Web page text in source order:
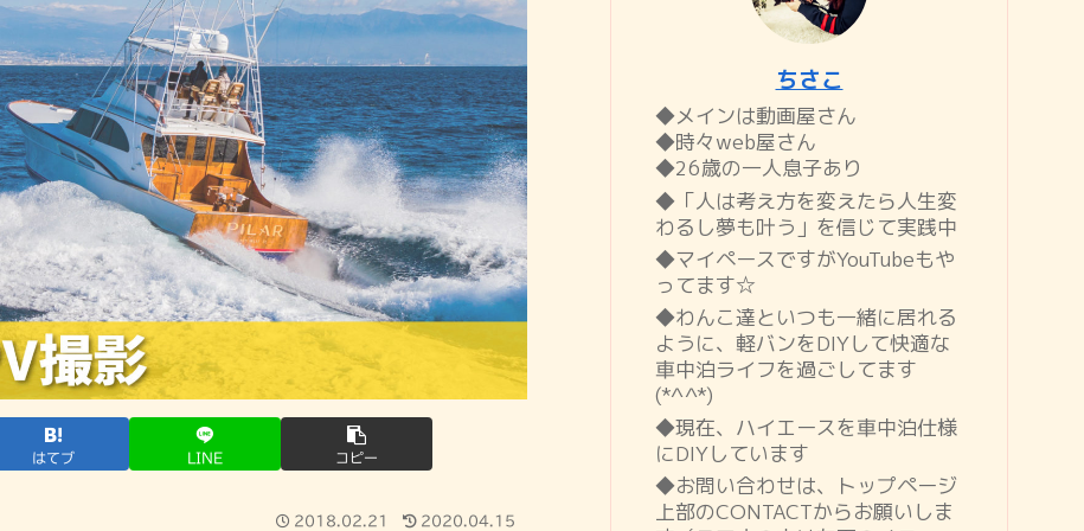
はてブ LINE コピー
2018.02.21 2020.04.15
ちさこ
◆メインは動画屋さん
◆時々web屋さん
◆26歳の一人息子あり
◆「人は考え方を変えたら人生変
わるし夢も叶う」を信じて実践中
◆マイペースですがYouTubeもや
ってます☆
◆わんこ達といつも一緒に居れる
ように、軽バンをDIYして快適な
車中泊ライフを過ごしてます
(*^^*)
◆現在、ハイエースを車中泊仕様
にDIYしています
◆お問い合わせは、トップページ
上部のCONTACTからお願いしま